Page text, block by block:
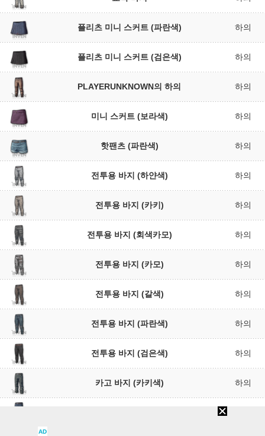
플리츠 미니 스커트 (파란색) 하의
플리츠 미니 스커트 (검은색) 하의
PLAYERUNKNOWN의 하의 하의
미니 스커트 (보라색) 하의
핫팬츠 (파란색) 하의
전투용 바지 (하얀색) 하의
전투용 바지 (카키) 하의
전투용 바지 (회색카모) 하의
전투용 바지 (카모) 하의
전투용 바지 (갈색) 하의
전투용 바지 (파란색) 하의
전투용 바지 (검은색) 하의
카고 바지 (카키색) 하의
AD